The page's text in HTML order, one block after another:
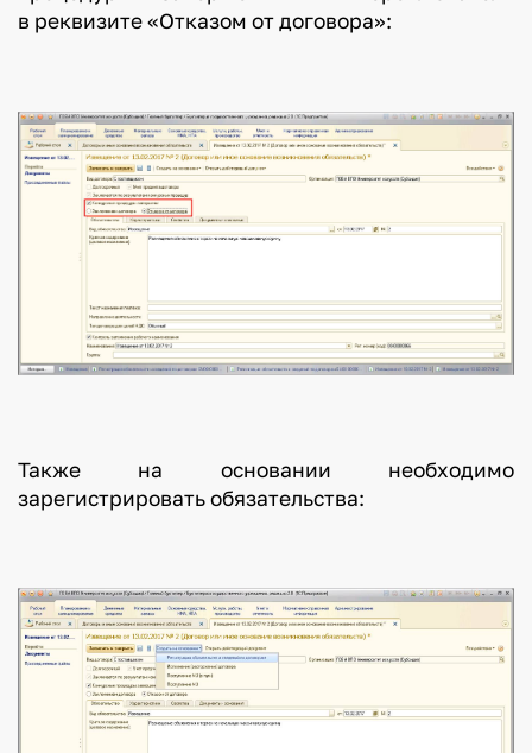
в реквизите «Отказом от договора»:
Также на основании необходимо
зарегистрировать обязательства: